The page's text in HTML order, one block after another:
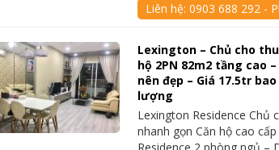
Liên hệ:0903 688 292 -
Lexington – Chủ cho
hộ 2PN 82m2 tầng cao
nên đẹp – Giá 17.5tr
lượng
Lexington Residence Chủ
nhanh gọn Căn hộ cao